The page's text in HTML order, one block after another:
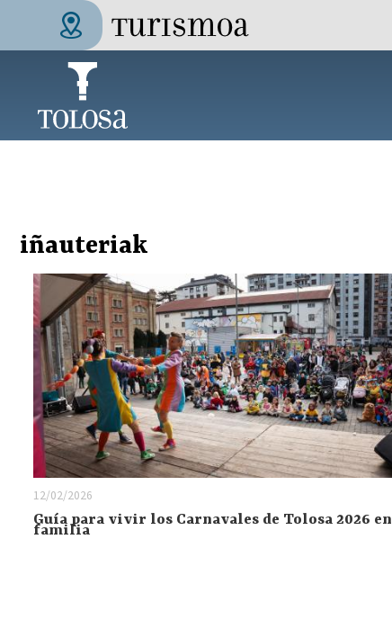
Skip to main content
Tolosa Turismoa
iñauteriak
12/02/2026
Guía para vivir los Carnavales de Tolosa 2026 en
familia
Pages